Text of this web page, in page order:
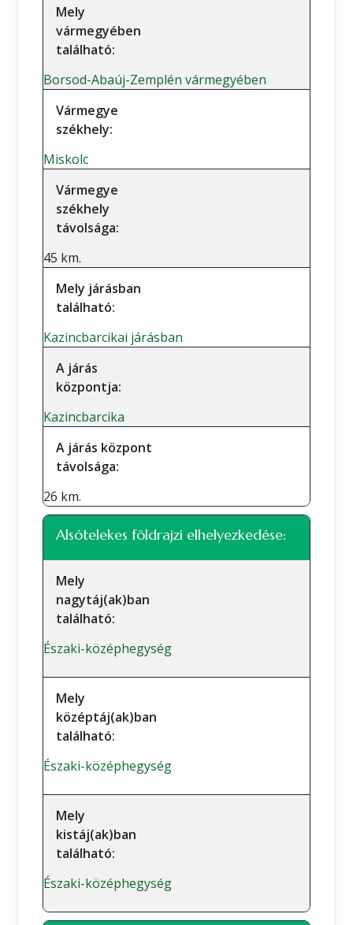
Mely
vármegyében
található:
Borsod-Abaúj-Zemplén vármegyében
Vármegye
székhely:
Miskolc
Vármegye
székhely
távolsága:
45 km.
Mely járásban
található:
Kazincbarcikai járásban
A járás
központja:
Kazincbarcika
A járás központ
távolsága:
26 km.
Alsótelekes földrajzi elhelyezkedése:
Mely
nagytáj(ak)ban
található:
Északi-középhegység
Mely
középtáj(ak)ban
található:
Északi-középhegység
Mely
kistáj(ak)ban
található:
Északi-középhegység